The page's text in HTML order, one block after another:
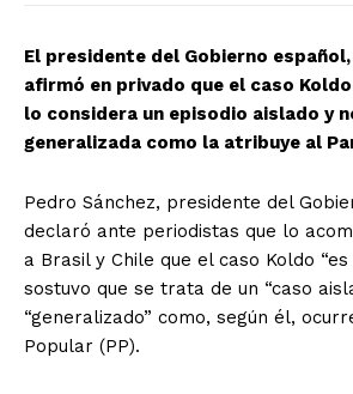
El presidente del Gobierno
afirmó en privado que el caso
lo considera un episodio aislado y
generalizada como la atribuye al
Pedro Sánchez, presidente del
declaró ante periodistas que lo
a Brasil y Chile que el caso Koldo
sostuvo que se trata de un “caso
“generalizado” como, según él,
Popular (PP).